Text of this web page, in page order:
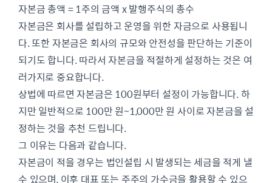
자본금 총액 = 1주의 금액 x 발행주식의 총수
자본금은 회사를 설립하고 운영을 위한 자금으로 사용됩니
다. 또한 자본금은 회사의 규모와 안전성을 판단하는 기준이
되기도 합니다. 따라서 자본금을 적절하게 설정하는 것은 여
러가지로 중요합니다.
상법에 따르면 자본금은 100원부터 설정이 가능합니다. 하
지만 일반적으로 100만 원~1,000만 원 사이로 자본금을 설
정하는 것을 추천 드립니다.
그 이유는 다음과 같습니다.
자본금이 적을 경우는 법인설립 시 발생되는 세금을 적게 낼
수 있으며, 이후 대표 또는 주주의 가수금을 활용할 수 있으